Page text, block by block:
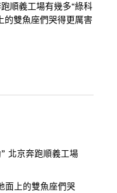
順義工場有幾多“綠科
的雙魚座們哭得更厲害
北京奔跑順義工場
面上的雙魚座們哭